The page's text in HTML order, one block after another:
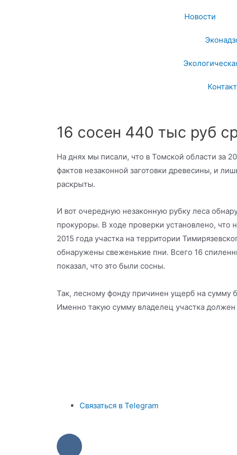
Новости
16 сосен 440 тыс руб
На днях мы писали, что в Томской области за
фактов незаконной заготовки древесины, и
раскрыты.
И вот очередную незаконную рубку леса
прокуроры. В ходе проверки установлено, что
2015 года участка на территории
обнаружены свеженькие пни. Всего 16
показал, что это были сосны.
Так, лесному фонду причинен ущерб на сумму
Именно такую сумму владелец участка должен
Связаться в Telegram